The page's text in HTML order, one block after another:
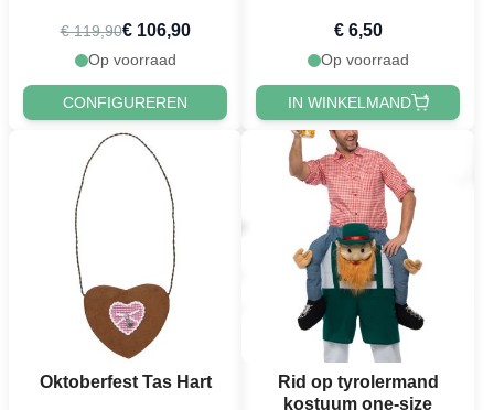
€ 119,90€ 106,90
Op voorraad
CONFIGUREREN
€ 6,50
Op voorraad
IN WINKELMAND
Oktoberfest Tas Hart
Rid op tyrolermand
kostuum one-size